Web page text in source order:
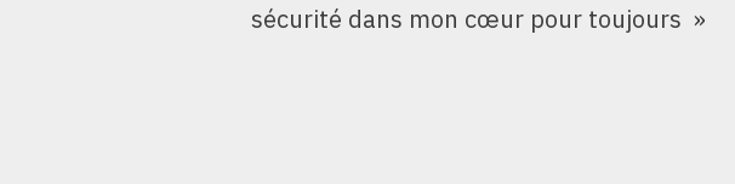
sécurité dans mon cœur pour toujours »